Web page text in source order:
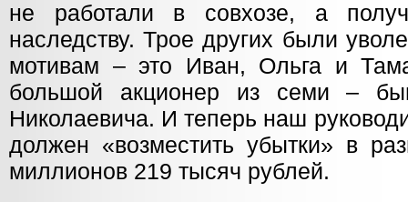
не работали в совхозе, а
наследству. Трое других были
мотивам – это Иван, Ольга и
большой акционер из семи –
Николаевича. И теперь наш
должен «возместить убытки» в
миллионов 219 тысяч рублей.